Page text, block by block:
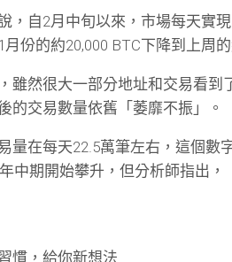
，自2月中旬以來，市場每天實
份的約20,000 BTC下降到上周的
雖然很大一部分地址和交易看到
的交易數量依舊「萎靡不振」。
量在每天22.5萬筆左右，這個數
中期開始攀升，但分析師指出
慣，給你新想法